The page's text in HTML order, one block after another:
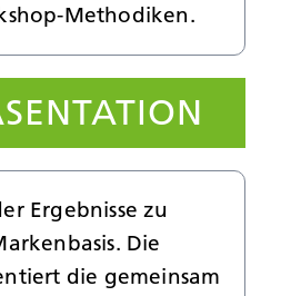
Methodiken.
Ergebnisse zu
Die
die gemeinsam